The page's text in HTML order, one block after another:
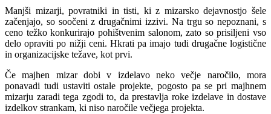
Manjši mizarji, povratniki in tisti, ki z mizarsko dejavnostjo šele
začenjajo, so soočeni z drugačnimi izzivi. Na trgu so nepoznani, s
ceno težko konkurirajo pohištvenim salonom, zato so prisiljeni vso
delo opraviti po nižji ceni. Hkrati pa imajo tudi drugačne logistične
in organizacijske težave, kot prvi.
Če majhen mizar dobi v izdelavo neko večje naročilo, mora
ponavadi tudi ustaviti ostale projekte, pogosto pa se pri majhnem
mizarju zaradi tega zgodi to, da prestavlja roke izdelave in dostave
izdelkov strankam, ki niso naročile večjega projekta.